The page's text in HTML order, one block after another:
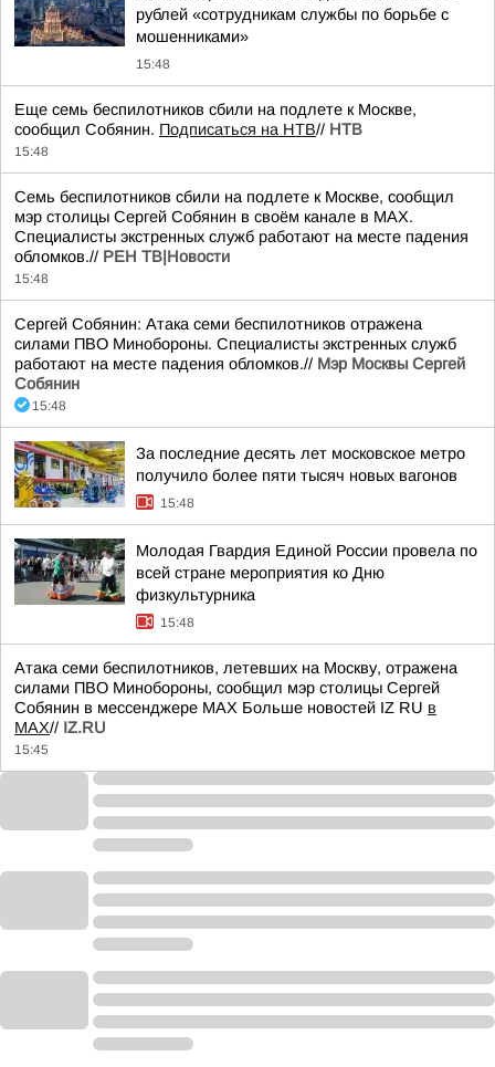
рублей «сотрудникам службы по борьбе с
мошенниками»
15:48
Еще семь беспилотников сбили на подлете к Москве,
сообщил Собянин. Подписаться на НТВ// НТВ
15:48
Семь беспилотников сбили на подлете к Москве, сообщил
мэр столицы Сергей Собянин в своём канале в МАХ.
Специалисты экстренных служб работают на месте падения
обломков.// РЕН ТВ|Новости
15:48
Сергей Собянин: Атака семи беспилотников отражена
силами ПВО Минобороны. Специалисты экстренных служб
работают на месте падения обломков.// Мэр Москвы Сергей
Собянин
15:48
За последние десять лет московское метро
получило более пяти тысяч новых вагонов
15:48
Молодая Гвардия Единой России провела по
всей стране мероприятия ко Дню
физкультурника
15:48
Атака семи беспилотников, летевших на Москву, отражена
силами ПВО Минобороны, сообщил мэр столицы Сергей
Собянин в мессенджере MAX Больше новостей IZ RU в
MAX// IZ.RU
15:45